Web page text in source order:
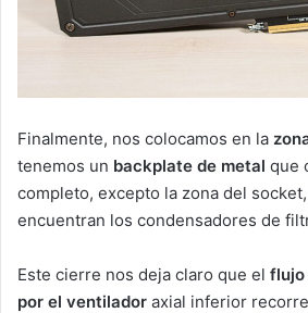
Finalmente, nos colocamos en la
tenemos un backplate de metal que
completo, excepto la zona del
encuentran los condensadores de
Este cierre nos deja claro que el flujo
por el ventilador axial inferior